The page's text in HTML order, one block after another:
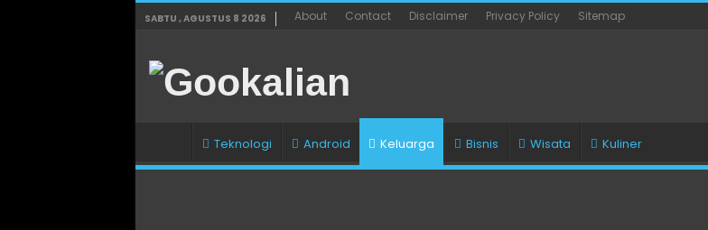
SABTU , AGUSTUS 8 2026 About Contact Disclaimer Privacy Policy Sitemap
Teknologi Android Keluarga Bisnis Wisata Kuliner